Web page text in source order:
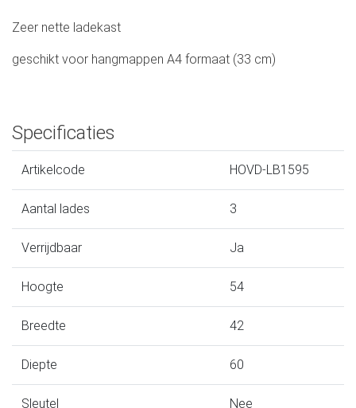
Zeer nette ladekast
geschikt voor hangmappen A4 formaat (33 cm)
Specificaties
Artikelcode HOVD-LB1595
Aantal lades 3
Verrijdbaar Ja
Hoogte 54
Breedte 42
Diepte 60
Sleutel Nee